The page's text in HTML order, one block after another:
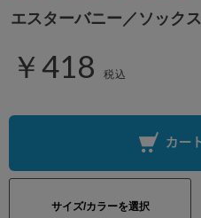
エスターバニー／ソックス
￥418 税込
サイズ/カラーを選択